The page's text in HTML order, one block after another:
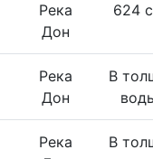
Река
Дон
624
Река
Дон
В
Река
В